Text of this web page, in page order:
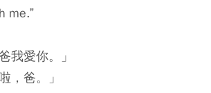
me.”
我愛你。」
，爸。」